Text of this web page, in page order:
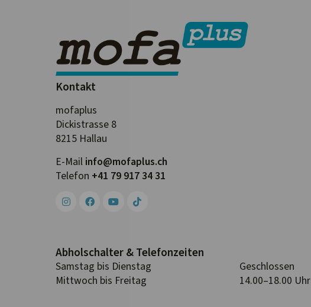
Kontakt
mofaplus
Dickistrasse 8
8215 Hallau
E-Mail info@mofa­plus.ch
Telefon +41 79 917 34 31
Abhol­schalter & Telefon­zeiten
Samstag bis Dienstag
Geschlossen
Mittwoch bis Freitag
14.00–18.00 Uhr